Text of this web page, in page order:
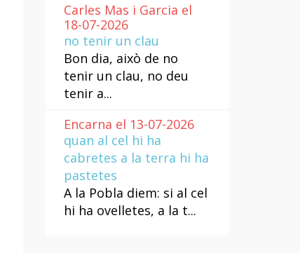
Carles Mas i Garcia el
18-07-2026
no tenir un clau
Bon dia, això de no
tenir un clau, no deu
tenir a...
Encarna el 13-07-2026
quan al cel hi ha
cabretes a la terra hi ha
pastetes
A la Pobla diem: si al cel
hi ha ovelletes, a la t...